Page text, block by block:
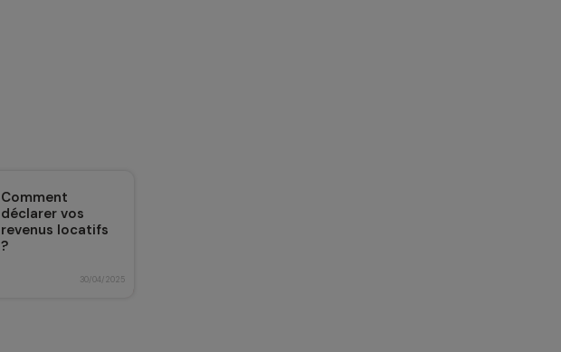
Comment
déclarer vos
revenus locatifs
?
30/04/2025